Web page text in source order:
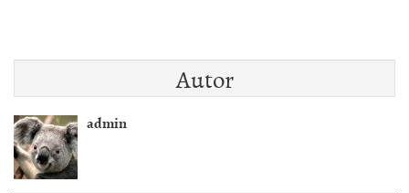
Autor
admin